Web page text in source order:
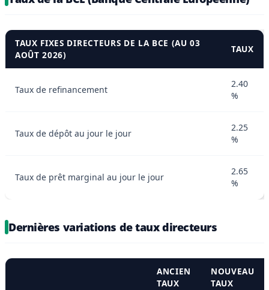
TAUX FIXES DIRECTEURS DE LA BCE (AU 03
AOÛT 2026)
TAUX
Taux de refinancement
2.40
%
Taux de dépôt au jour le jour
2.25
%
Taux de prêt marginal au jour le jour
2.65
%
Dernières variations de taux directeurs
ANCIEN
TAUX
NOUVEAU
TAUX